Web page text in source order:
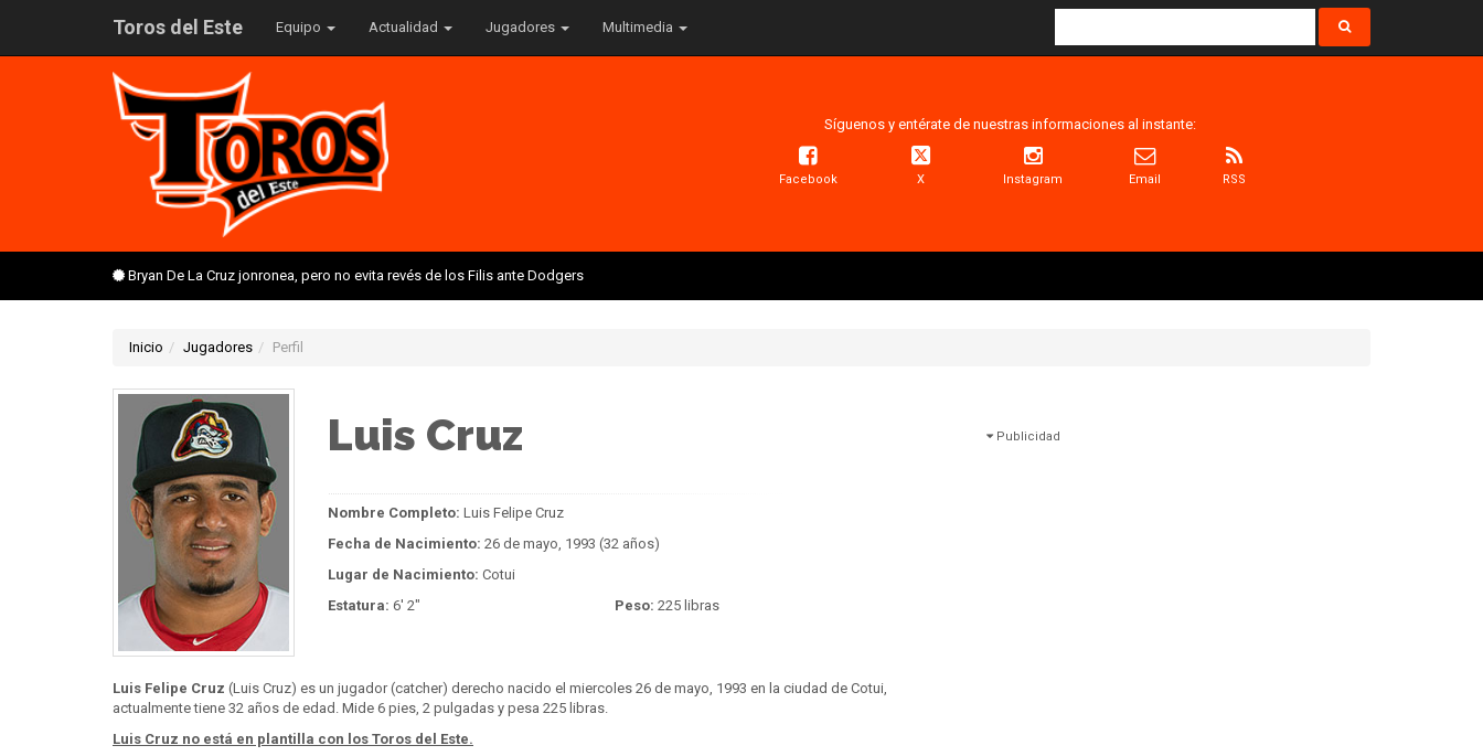
Toros del Este Equipo Actualidad Jugadores Multimedia
Síguenos y entérate de nuestras informaciones al instante:
Facebook X Instagram Email RSS
Bryan De La Cruz jonronea, pero no evita revés de los Filis ante Dodgers
Inicio Jugadores Perfil
Luis Cruz
Nombre Completo: Luis Felipe Cruz
Fecha de Nacimiento: 26 de mayo, 1993 (32 años)
Lugar de Nacimiento: Cotui
Estatura: 6' 2" Peso: 225 libras
Luis Felipe Cruz (Luis Cruz) es un jugador (catcher) derecho nacido el miercoles 26 de mayo, 1993 en la ciudad de Cotui,
actualmente tiene 32 años de edad. Mide 6 pies, 2 pulgadas y pesa 225 libras.
Luis Cruz no está en plantilla con los Toros del Este.
Publicidad